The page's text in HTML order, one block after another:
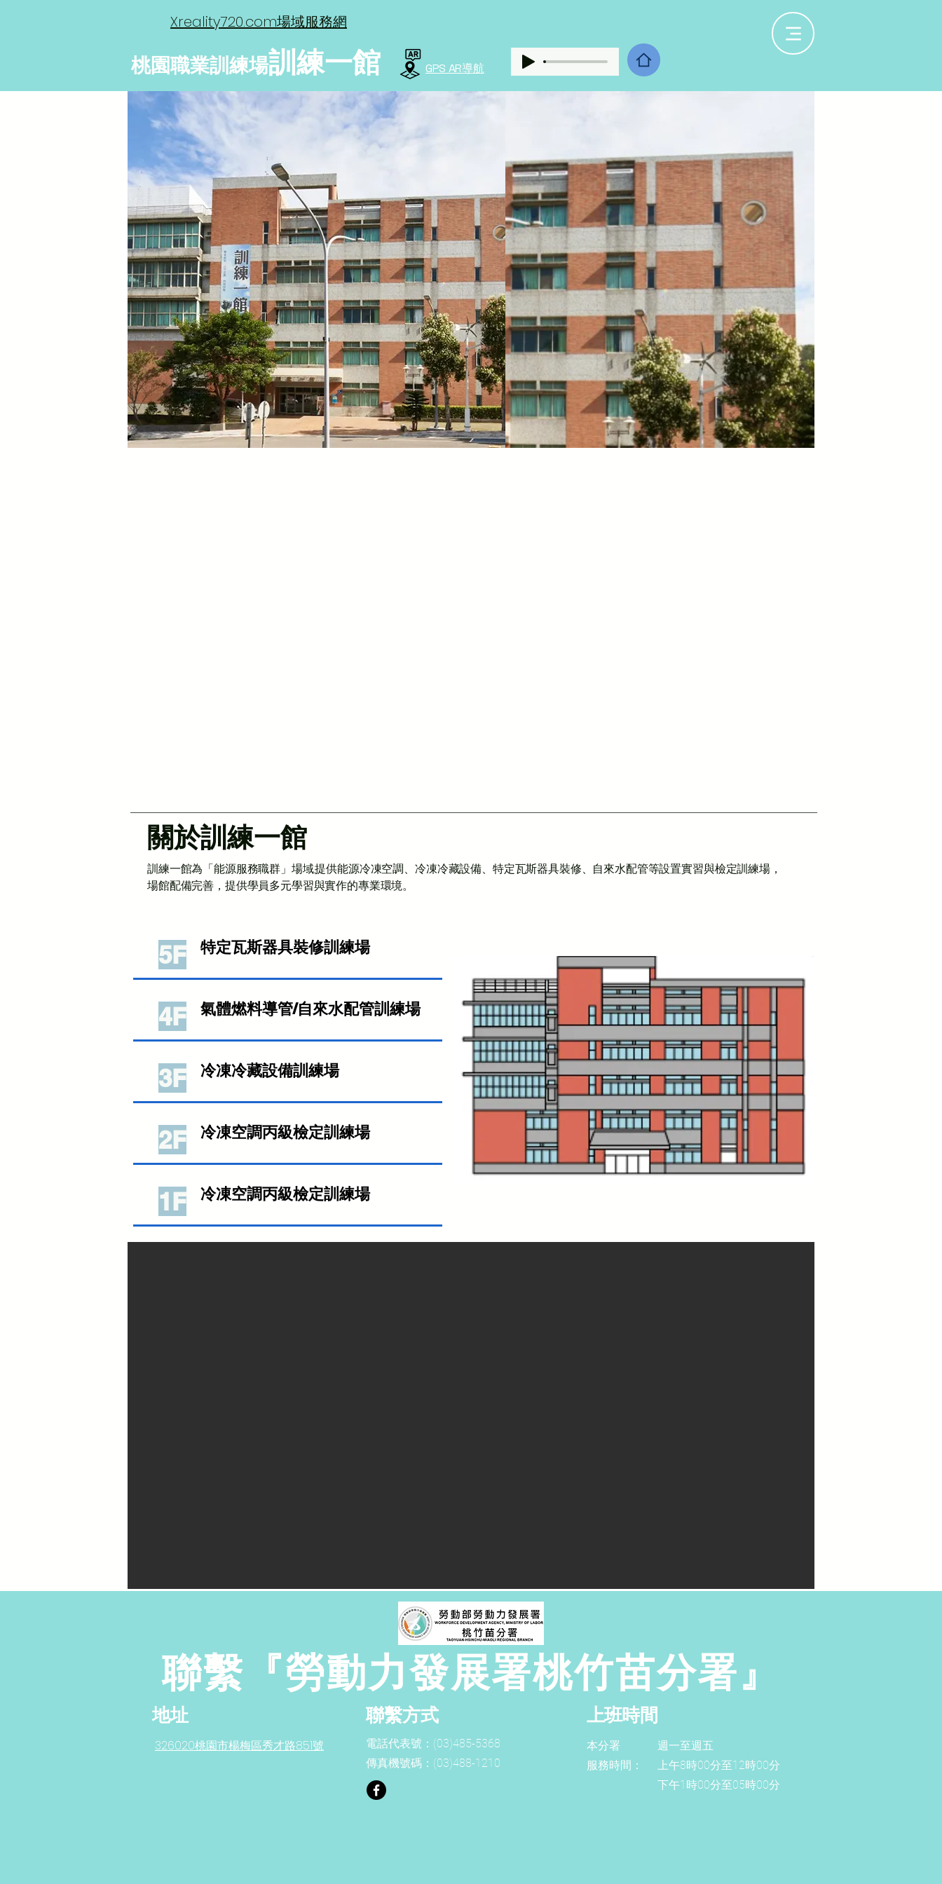
Xreality720.com場域服務網
桃園職業訓練場訓練一館 GPS AR導航
關於訓練一館
訓練一館為「能源服務職群」場域,提供能源冷凍空調、冷凍冷藏設備、特定瓦斯器具裝修、自來水配管等設置實習與檢定訓練場，
場館配備完善，提供學員多元學習與實作的專業環境。
5F 特定瓦斯器具裝修訓練場
4F 氣體燃料導管/自來水配管訓練場
3F 冷凍冷藏設備訓練場
2F 冷凍空調丙級檢定訓練場
1F 冷凍空調丙級檢定訓練場
聯繫『勞動力發展署桃竹苗分署』
地址
326020桃園市楊梅區秀才路851號
聯繫方式
電話代表號： (03)485-5368
傳真機號碼： (03)488-1210
上班時間
本分署
服務時間：
週一至週五
上午8時00分至12時00分
下午1時00分至05時00分